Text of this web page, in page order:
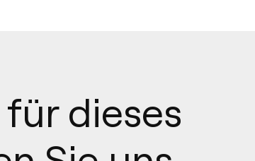
dieses